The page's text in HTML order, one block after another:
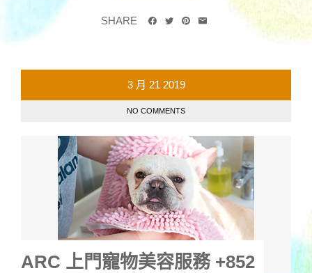
SHARE
3 月 21 2019
NO COMMENTS
ARC 上門寵物美容服務 +852